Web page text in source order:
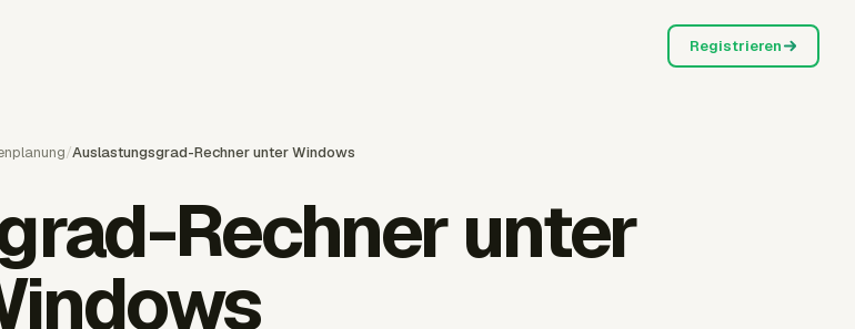
Registrieren
/Auslastungsgrad-Rechner unter Windows
Rechner unter